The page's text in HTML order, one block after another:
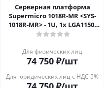
Серверная платформа
Supermicro 1018R-MR <SYS-
1018R-MR> - 1U, 1x LGA1150,
4x 3.5", 2xGbE, IPMI
Для физических лиц
74 750 ₽/шт
Для юридических лиц с НДС 5%